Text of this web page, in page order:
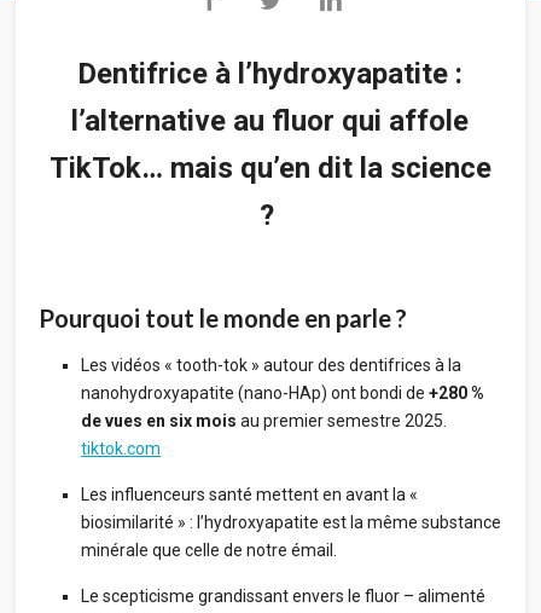
Dentifrice à l’hydroxyapatite :
l’alternative au fluor qui affole
TikTok… mais qu’en dit la science
?
Pourquoi tout le monde en parle ?
Les vidéos « tooth-tok » autour des dentifrices à la
nanohydroxyapatite (nano-HAp) ont bondi de+280 %
de vues en six mois au premier semestre 2025.
tiktok.com
Les influenceurs santé mettent en avant la «
biosimilarité » : l’hydroxyapatite est la même substance
minérale que celle de notre émail.
Le scepticisme grandissant envers le fluor – alimenté